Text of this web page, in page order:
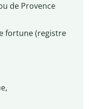
de Provence
fortune (registre